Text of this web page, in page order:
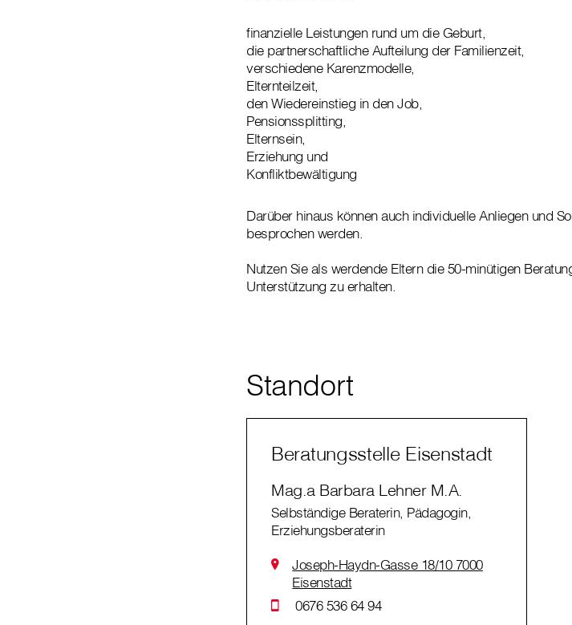
finanzielle Leistungen rund um die Geburt,
die partnerschaftliche Aufteilung der Familienzeit,
verschiedene Karenzmodelle,
Elternteilzeit,
den Wiedereinstieg in den Job,
Pensionssplitting,
Elternsein,
Erziehung und
Konfliktbewältigung
Darüber hinaus können auch individuelle Anliegen und
besprochen werden.
Nutzen Sie als werdende Eltern die 50-minütigen
Unterstützung zu erhalten.
Standort
Beratungsstelle Eisenstadt
Mag.a Barbara Lehner M.A.
Selbständige Beraterin, Pädagogin,
Erziehungsberaterin
Joseph-Haydn-Gasse 18/10 7000
Eisenstadt
0676 536 64 94